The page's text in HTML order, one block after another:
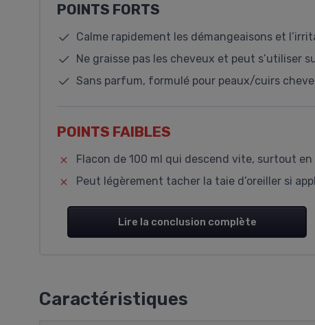
POINTS FORTS
Calme rapidement les démangeaisons et
Ne graisse pas les cheveux et peut s’utiliser
Sans parfum, formulé pour peaux/cuirs
POINTS FAIBLES
Flacon de 100 ml qui descend vite, surtout
Peut légèrement tacher la taie d’oreiller si
Lire la conclusion complète
Caractéristiques